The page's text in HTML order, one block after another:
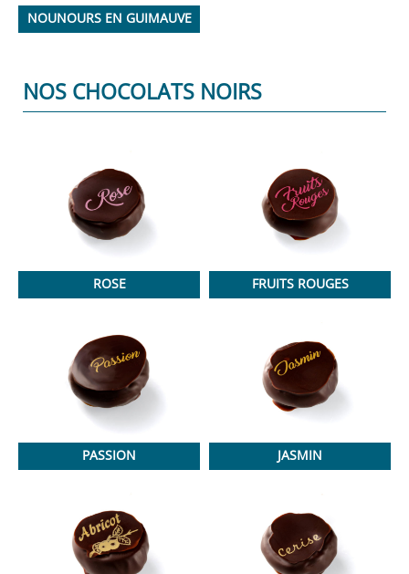
NOUNOURS EN GUIMAUVE
NOS CHOCOLATS NOIRS
ROSE FRUITS ROUGES
PASSION JASMIN